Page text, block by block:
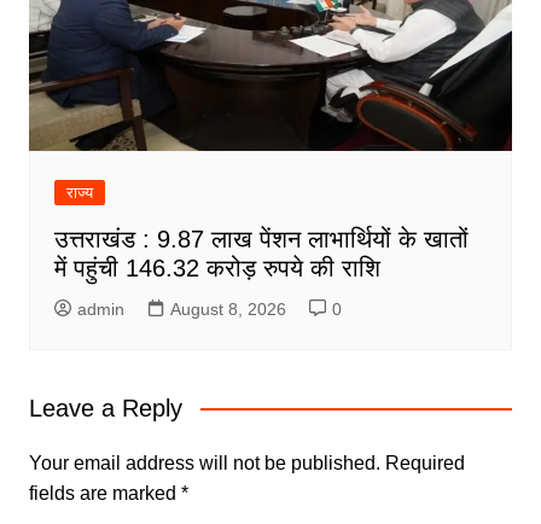
राज्य
उत्तराखंड : 9.87 लाख पेंशन लाभार्थियों के खातों
में पहुंची 146.32 करोड़ रुपये की राशि
admin August 8, 2026 0
Leave a Reply
Your email address will not be published. Required
fields are marked *